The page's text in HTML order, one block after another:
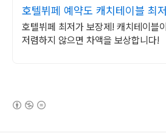
호텔뷔페 예약도 캐치테이블 최
장제
호텔뷔페 최저가 보장제! 캐치테이블
저렴하지 않으면 차액을 보상합니다!